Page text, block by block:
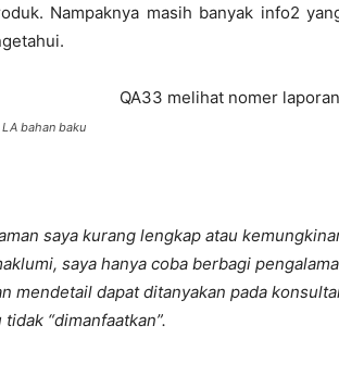
Nampaknya masih banyak info2
bahan baku
saya kurang lengkap atau
saya hanya coba berbagi
mendetail dapat ditanyakan pada
“dimanfaatkan”.